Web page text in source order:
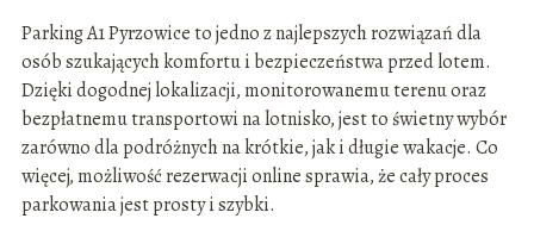
Parking A1 Pyrzowice to jedno z najlepszych rozwiązań dla
osób szukających komfortu i bezpieczeństwa przed lotem.
Dzięki dogodnej lokalizacji, monitorowanemu terenu oraz
bezpłatnemu transportowi na lotnisko, jest to świetny wybór
zarówno dla podróżnych na krótkie, jak i długie wakacje. Co
więcej, możliwość rezerwacji online sprawia, że cały proces
parkowania jest prosty i szybki.